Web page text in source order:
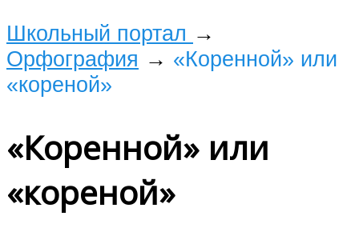
Школьный портал →
Орфография → «Коренной» или
«кореной»
«Коренной» или
«кореной»